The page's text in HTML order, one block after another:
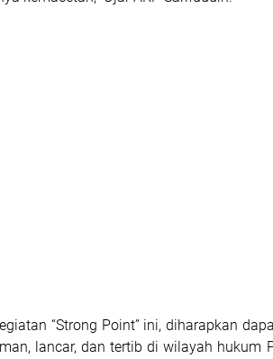
“Strong Point” ini, diharapkan
lancar, dan tertib di wilayah hukum